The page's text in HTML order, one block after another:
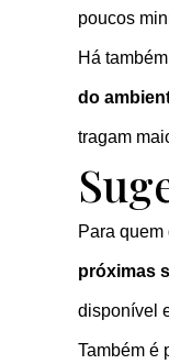
poucos
Há
do
tragam
Para
próximas
disponível
Também é